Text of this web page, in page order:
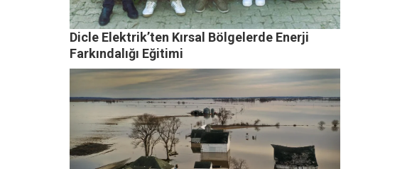
Dicle Elektrik’ten Kırsal Bölgelerde Enerji
Farkındalığı Eğitimi